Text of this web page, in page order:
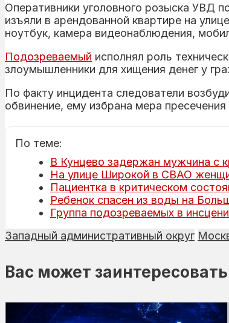
Оперативники уголовного розыска УВД
изъяли в арендованной квартире на
ноутбук, камера видеонаблюдения,
Подозреваемый исполнял роль
злоумышленники для хищения денег у
По факту инцидента следователи
обвинение, ему избрана мера
По теме:
В Кунцево задержан мужчина с
На улице Широкой в СВАО
Пациентка в критическом
Ребенок спасен из воды на
Группа подозреваемых в
Западный административный округ
Вас может